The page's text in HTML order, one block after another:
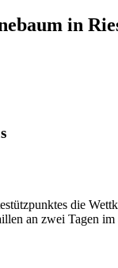
in
die
an zwei Tagen